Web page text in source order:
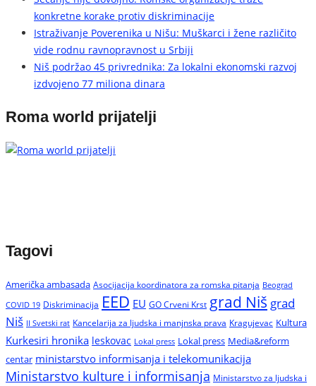
konkretne korake protiv diskriminacije
Istraživanje Poverenika u Nišu: Muškarci i žene različito
vide rodnu ravnopravnost u Srbiji
Niš podržao 45 privrednika: Za lokalni ekonomski razvoj
izdvojeno 77 miliona dinara
Roma world prijatelji
Tagovi
Američka ambasada Asocijacija koordinatora za romska pitanja Beograd
COVID 19 Diskriminacija EED EU GO Crveni Krst grad Niš grad
Niš II Svetski rat Kancelarija za ljudska i manjnska prava Kragujevac Kultura
Kurkesiri hronika leskovac Lokal press Lokal press Media&reform
centar ministarstvo informisanja i telekomunikacija
Ministarstvo kulture i informisanja Ministarstvo za ljudska i